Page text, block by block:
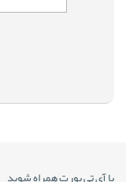
با آی تی پورت همراه شوید